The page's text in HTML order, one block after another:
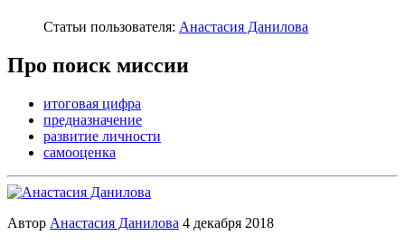
Статьи пользователя: Анастасия Данилова
Про поиск миссии
итоговая цифра
предназначение
развитие личности
самооценка
Автор Анастасия Данилова 4 декабря 2018